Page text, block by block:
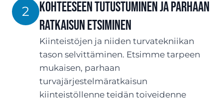
2
Kohteeseen tutustuminen ja parhaan
ratkaisun etsiminen
Kiinteistöjen ja niiden turvatekniikan
tason selvittäminen. Etsimme tarpeen
mukaisen, parhaan
turvajärjestelmäratkaisun
kiinteistöllenne teidän toiveidenne